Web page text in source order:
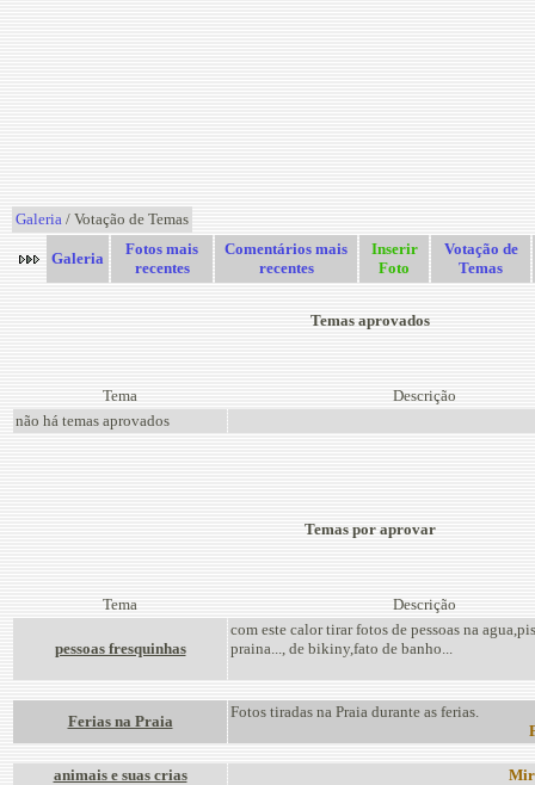
Galeria / Votação de Temas
Galeria
Fotos mais
recentes
Comentários mais
recentes
Inserir
Foto
Votação de
Temas
Temas aprovados
Tema
Descrição
não há temas aprovados
Temas por aprovar
Tema Descrição
pessoas fresquinhas
com este calor tirar fotos de pessoas na
praina..., de bikiny,fato de banho...
Ferias na Praia
Fotos tiradas na Praia durante as ferias.
animais e suas crias